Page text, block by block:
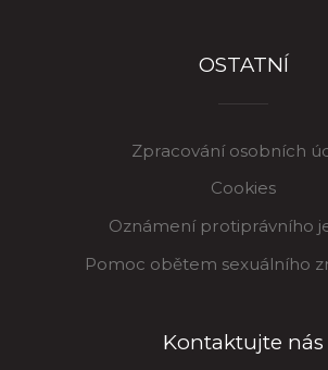
OSTATNÍ
Zpracování osobních
Cookies
Oznámení protiprávního
Pomoc obětem sexuálního
Kontaktujte nás